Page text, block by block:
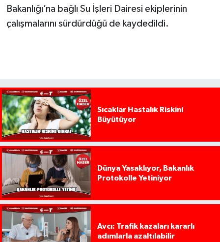
Bakanlığı’na bağlı Su İşleri Dairesi ekiplerinin
çalışmalarını sürdürdüğü de kaydedildi.
Sıcaklar Hastalık Riskini
Büyütüyor
Dünya Yasaklıyor, Bakanlık
Protokolle Yetiniyor
Avcı: Trafik kazaları kararlı
adımlarla azaltılabilir